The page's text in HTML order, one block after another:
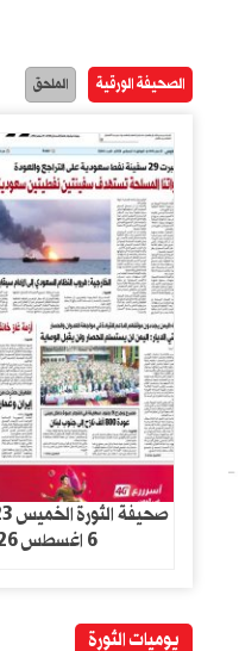
الصحيفة الورقية الملحق
6 اغسطس 2026
يوميات الثورة